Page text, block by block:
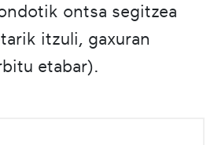
ontsa segitzea
itzuli, gaxuran
etabar).